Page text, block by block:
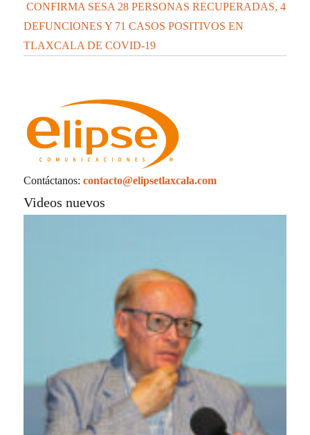
CONFIRMA SESA 28 PERSONAS RECUPERADAS, 4
DEFUNCIONES Y 71 CASOS POSITIVOS EN
TLAXCALA DE COVID-19
Contáctanos: contacto@elipsetlaxcala.com
Videos nuevos